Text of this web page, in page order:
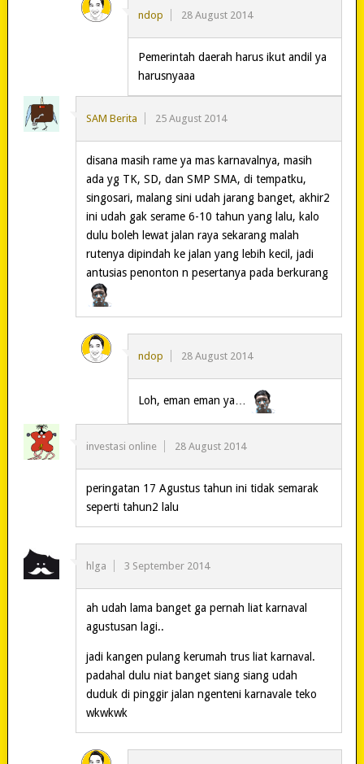
ndop 28 August 2014
Pemerintah daerah harus ikut andil ya
harusnyaaa
SAM Berita 25 August 2014
disana masih rame ya mas karnavalnya, masih
ada yg TK, SD, dan SMP SMA, di tempatku,
singosari, malang sini udah jarang banget, akhir2
ini udah gak serame 6-10 tahun yang lalu, kalo
dulu boleh lewat jalan raya sekarang malah
rutenya dipindah ke jalan yang lebih kecil, jadi
antusias penonton n pesertanya pada berkurang
ndop 28 August 2014
Loh, eman eman ya…
investasi online 28 August 2014
peringatan 17 Agustus tahun ini tidak semarak
seperti tahun2 lalu
hlga 3 September 2014
ah udah lama banget ga pernah liat karnaval
agustusan lagi..
jadi kangen pulang kerumah trus liat karnaval.
padahal dulu niat banget siang siang udah
duduk di pinggir jalan ngenteni karnavale teko
wkwkwk